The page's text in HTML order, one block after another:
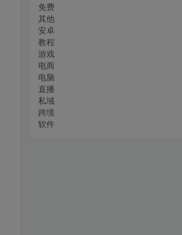
免费
其他
安卓
教程
游戏
电商
电脑
直播
私域
跨境
软件